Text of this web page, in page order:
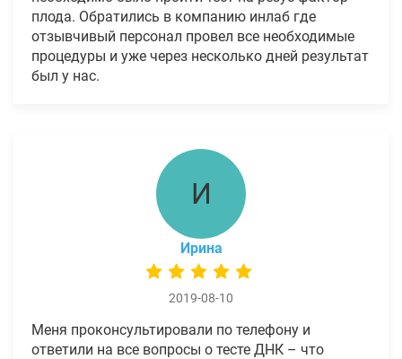
плода. Обратились в компанию инлаб где
отзывчивый персонал провел все необходимые
процедуры и уже через несколько дней результат
был у нас.
И
Ирина
2019-08-10
Меня проконсультировали по телефону и
ответили на все вопросы о тесте ДНК – что